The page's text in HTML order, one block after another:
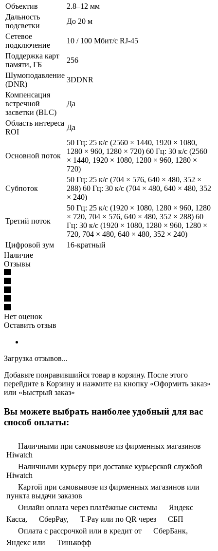
Объектив
2.8–12 мм
Дальность
подсветки
До 20 м
Сетевое
подключение
10 / 100 Mбит/с RJ-45
Поддержка карт
памяти, ГБ
256
Шумоподавление
(DNR)
3DDNR
Компенсация
встречной
засветки (BLC)
Да
Область интереса
ROI
Да
Основной поток
50 Гц: 25 к/с (2560 × 1440, 1920 × 1080,
1280 × 960, 1280 × 720) 60 Гц: 30 к/с (2560
× 1440, 1920 × 1080, 1280 × 960, 1280 ×
720)
Субпоток
50 Гц: 25 к/с (704 × 576, 640 × 480, 352 ×
288) 60 Гц: 30 к/с (704 × 480, 640 × 480, 352
× 240)
Третий поток
50 Гц: 25 к/с (1920 × 1080, 1280 × 960, 1280
× 720, 704 × 576, 640 × 480, 352 × 288) 60
Гц: 30 к/с (1920 × 1080, 1280 × 960, 1280 ×
720, 704 × 480, 640 × 480, 352 × 240)
Цифровой зум
16-кратный
Наличие
Отзывы
Нет оценок
Оставить отзыв
Загрузка отзывов...
Добавьте понравившийся товар в корзину. После этого
перейдите в Корзину и нажмите на кнопку «Оформить заказ»
или «Быстрый заказ»
Вы можете выбрать наиболее удобный для вас
способ оплаты:
Наличными при самовывозе из фирменных магазинов
Hiwatch
Наличными курьеру при доставке курьерской службой
Hiwatch
Картой при самовывозе из фирменных магазинов или
пункта выдачи заказов
Онлайн оплата через платёжные системы
Яндекс
Касса,
СберPay, T-Pay или по QR через
СБП
Оплата с рассрочкой или в кредит от
СберБанк,
Яндекс или
Тинькофф